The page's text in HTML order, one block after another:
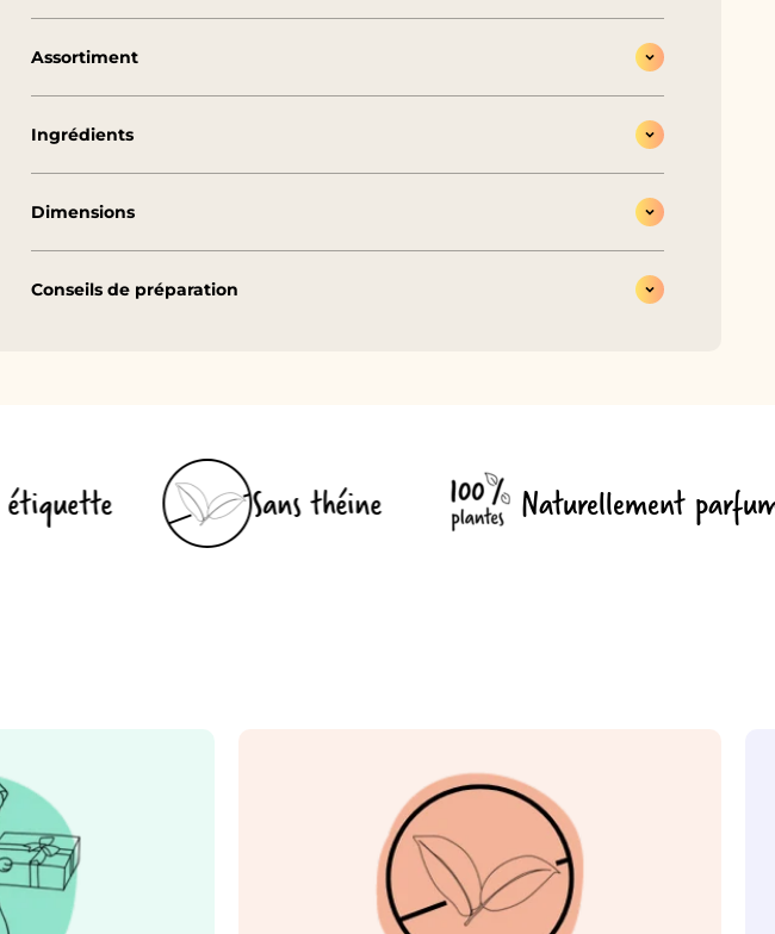
Assortiment
Ingrédients
Dimensions
Conseils de préparation
Sans théine Naturellement parfumé, sans